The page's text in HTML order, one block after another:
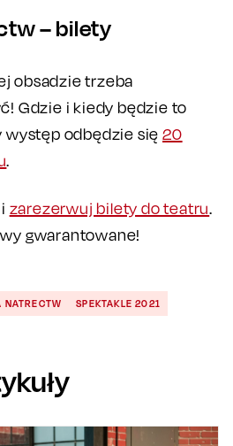
– bilety
obsadzie trzeba
Gdzie i kiedy będzie to
występ odbędzie się 20
.
zarezerwuj bilety do teatru.
gwarantowane!
NATRECTW SPEKTAKLE 2021